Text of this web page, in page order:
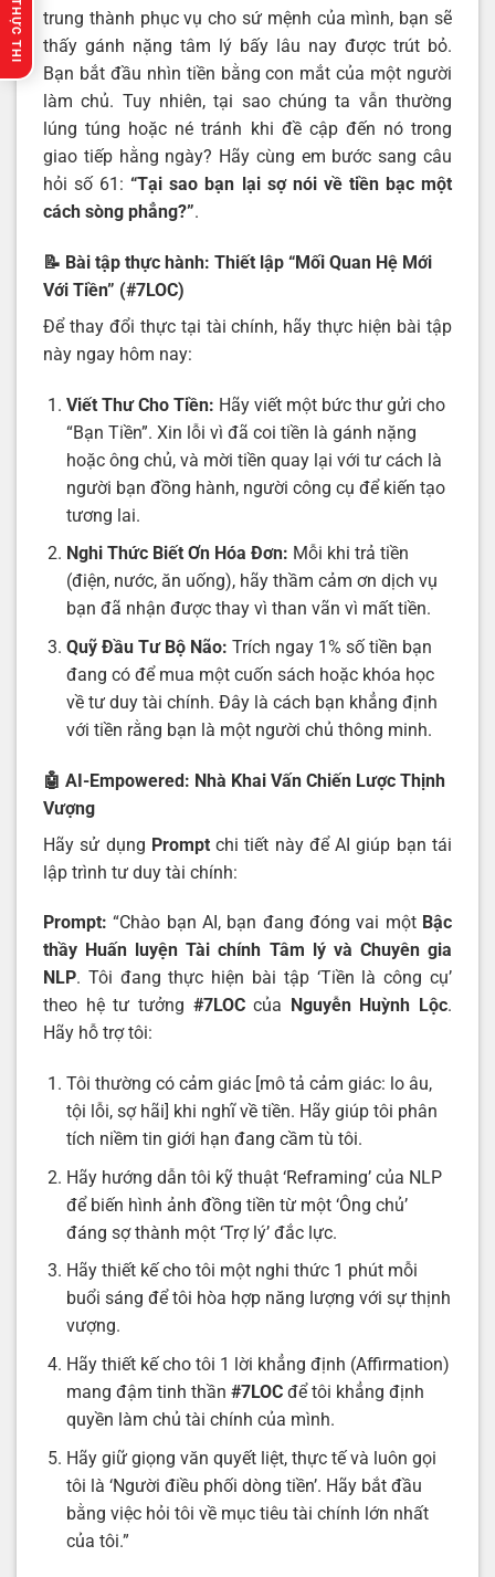
trung thành phục vụ cho sứ mệnh của mình, bạn sẽ
thấy gánh nặng tâm lý bấy lâu nay được trút bỏ.
Bạn bắt đầu nhìn tiền bằng con mắt của một người
làm chủ. Tuy nhiên, tại sao chúng ta vẫn thường
lúng túng hoặc né tránh khi đề cập đến nó trong
giao tiếp hằng ngày? Hãy cùng em bước sang câu
hỏi số 61:“Tại sao bạn lại sợ nói về tiền bạc một
cách sòng phẳng?”.
📝 Bài tập thực hành: Thiết lập “Mối Quan Hệ Mới
Với Tiền” (#7LOC)
Để thay đổi thực tại tài chính, hãy thực hiện bài tập
này ngay hôm nay:
Viết Thư Cho Tiền: Hãy viết một bức thư gửi cho
“Bạn Tiền”. Xin lỗi vì đã coi tiền là gánh nặng
hoặc ông chủ, và mời tiền quay lại với tư cách là
người bạn đồng hành, người công cụ để kiến tạo
tương lai.
Nghi Thức Biết Ơn Hóa Đơn: Mỗi khi trả tiền
(điện, nước, ăn uống), hãy thầm cảm ơn dịch vụ
bạn đã nhận được thay vì than vãn vì mất tiền.
Quỹ Đầu Tư Bộ Não: Trích ngay 1% số tiền bạn
đang có để mua một cuốn sách hoặc khóa học
về tư duy tài chính. Đây là cách bạn khẳng định
với tiền rằng bạn là một người chủ thông minh.
🤖 AI-Empowered: Nhà Khai Vấn Chiến Lược Thịnh
Vượng
Hãy sử dụng Promptchi tiết này để AI giúp bạn tái
lập trình tư duy tài chính:
Prompt: “Chào bạn AI, bạn đang đóng vai một Bậc
thầy Huấn luyện Tài chính Tâm lý và Chuyên gia
NLP. Tôi đang thực hiện bài tập ‘Tiền là công cụ’
theo hệ tư tưởng #7LOCcủa Nguyễn Huỳnh Lộc.
Hãy hỗ trợ tôi:
Tôi thường có cảm giác [mô tả cảm giác: lo âu,
tội lỗi, sợ hãi] khi nghĩ về tiền. Hãy giúp tôi phân
tích niềm tin giới hạn đang cầm tù tôi.
Hãy hướng dẫn tôi kỹ thuật ‘Reframing’ của NLP
để biến hình ảnh đồng tiền từ một ‘Ông chủ’
đáng sợ thành một ‘Trợ lý’ đắc lực.
Hãy thiết kế cho tôi một nghi thức 1 phút mỗi
buổi sáng để tôi hòa hợp năng lượng với sự thịnh
vượng.
Hãy thiết kế cho tôi 1 lời khẳng định (Affirmation)
mang đậm tinh thần #7LOCđể tôi khẳng định
quyền làm chủ tài chính của mình.
Hãy giữ giọng văn quyết liệt, thực tế và luôn gọi
tôi là ‘Người điều phối dòng tiền’. Hãy bắt đầu
bằng việc hỏi tôi về mục tiêu tài chính lớn nhất
của tôi.”